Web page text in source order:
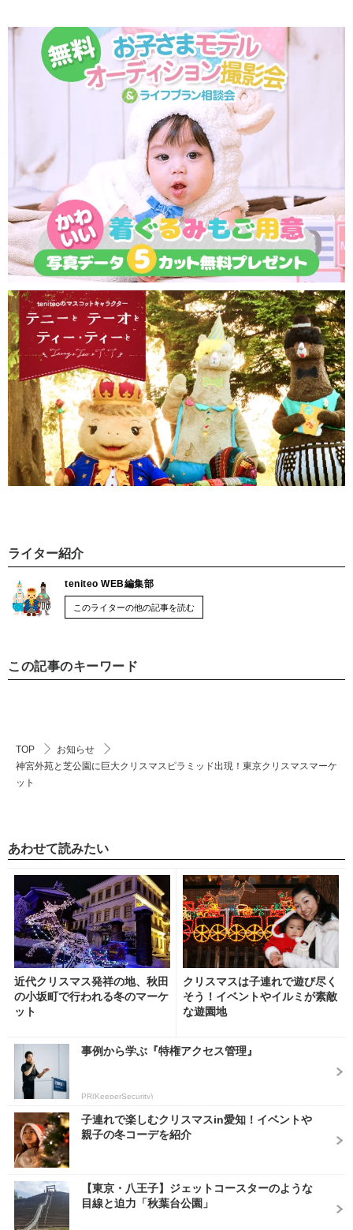
ライター紹介
teniteo WEB編集部
このライターの他の記事を読む
この記事のキーワード
TOP
お知らせ
神宮外苑と芝公園に巨大クリスマスピラミッド出現！東京クリスマスマーケ
ット
あわせて読みたい
近代クリスマス発祥の地、秋田
の小坂町で行われる冬のマーケ
ット
クリスマスは子連れで遊び尽く
そう！イベントやイルミが素敵
な遊園地
事例から学ぶ『特権アクセス管理』
PR(KeeperSecurity)
子連れで楽しむクリスマスin愛知！イベントや
親子の冬コーデを紹介
【東京・八王子】ジェットコースターのような
目線と迫力「秋葉台公園」